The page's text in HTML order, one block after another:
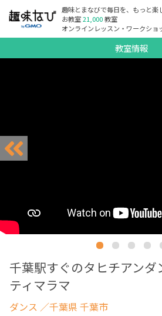
趣味とまなびで毎日を、もっと楽
お教室21,000教室
オンラインレッスン・ワークショ
教室情報
千葉駅すぐのタヒチアンダ
ティマラマ
ダンス ／千葉県 千葉市